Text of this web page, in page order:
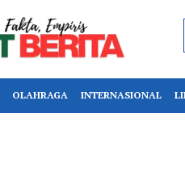
OLAHRAGA INTERNASIONAL